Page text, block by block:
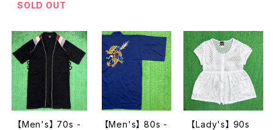
ハワイ メンズ 羽
0
SOLD OUT
8
6
【Men's】 70s -
【Men's】 80s -
【Lady's】 90s